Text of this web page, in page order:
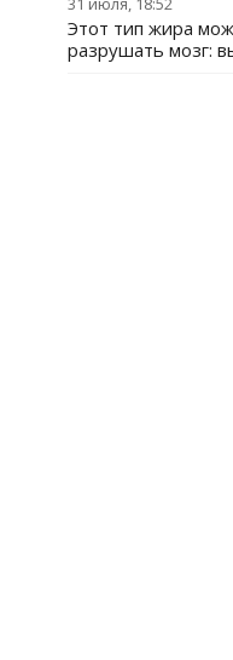
Этот тип жира
разрушать мозг: